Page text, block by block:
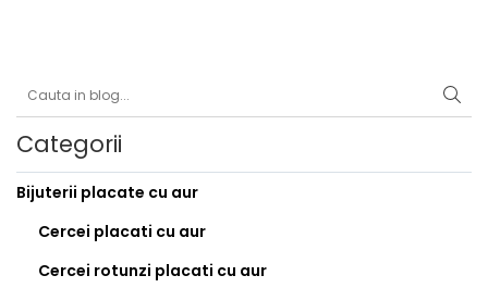
Verighete
Bijuterii din argint placate cu aur
24K
Categorii
Bijuterii placate cu aur
Cercei placati cu aur
Cercei rotunzi placati cu aur